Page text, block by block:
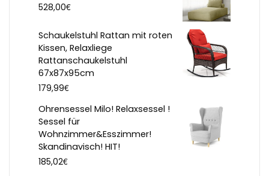
528,00€
Schaukelstuhl Rattan mit roten
Kissen, Relaxliege
Rattanschaukelstuhl
67x87x95cm
179,99€
Ohrensessel Milo! Relaxsessel !
Sessel für
Wohnzimmer&Esszimmer!
Skandinavisch! HIT!
185,02€